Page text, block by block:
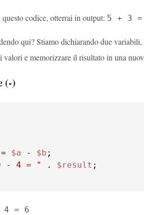
codice, otterrai in output: 5 + 3
qui? Stiamo dichiarando due variabili,
valori e memorizzare il risultato in una
(-)
= $a - $b
- 4 = " . $result
4 = 6